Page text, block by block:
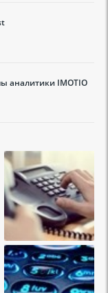
аналитики IMOTIO